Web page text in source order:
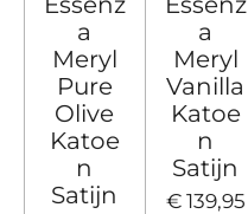
a
Meryl
Pure
Olive
Katoe
n
Satijn
a
Meryl
Vanilla
Katoe
n
Satijn
€ 139,95